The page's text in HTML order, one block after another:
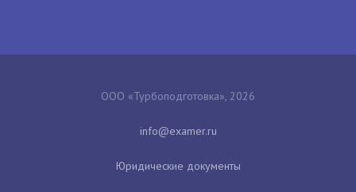
ООО «Турбоподготовка», 2026
Юридические документы